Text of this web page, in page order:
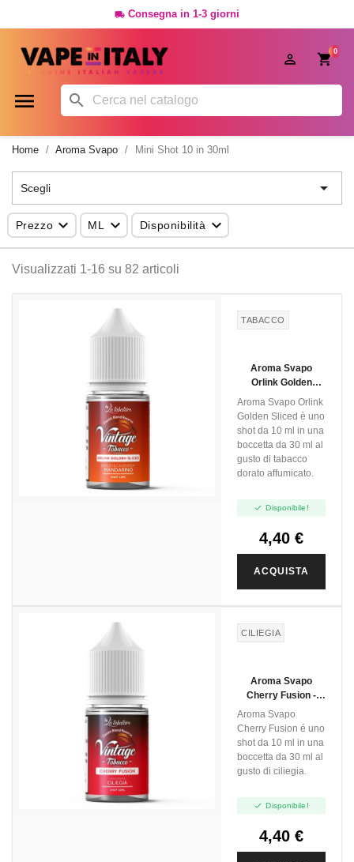
 Consegna in 1-3 giorni
0

 
Home Aroma Svapo Mini Shot 10 in 30ml
Scegli 
Prezzo  ML  Disponibilità 
Visualizzati 1-16 su 82 articoli
TABACCO
Aroma Svapo
Orlink Golden
Sliced - Vintage
Tobacco - Mini Shot
10ml
Aroma Svapo Orlink
Golden Sliced è uno
shot da 10 ml in una
boccetta da 30 ml al
gusto di tabacco
dorato affumicato.
 Disponibile!
4,40 €
ACQUISTA
CILIEGIA
Aroma Svapo
Cherry Fusion -
Vintage Tobacco -
Mini Shot 10ml
Aroma Svapo
Cherry Fusion é uno
shot da 10 ml in una
boccetta da 30 ml al
gusto di ciliegia.
 Disponibile!
4,40 €